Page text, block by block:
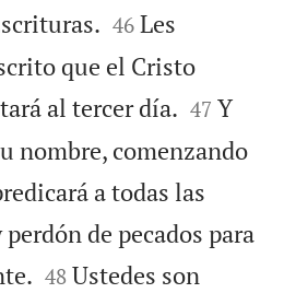


46 Les
que el Cristo
al tercer día. 

47 Y
nombre, comenzando
a todas las
de pecados para


48 Ustedes son